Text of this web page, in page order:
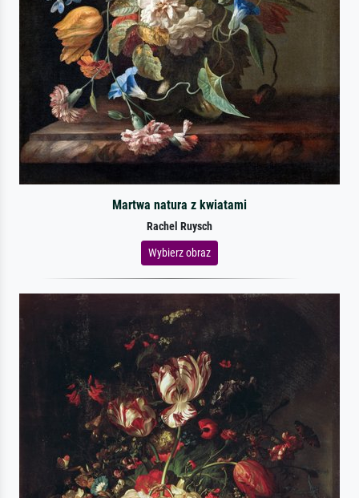
Martwa natura z kwiatami
Rachel Ruysch
Wybierz obraz